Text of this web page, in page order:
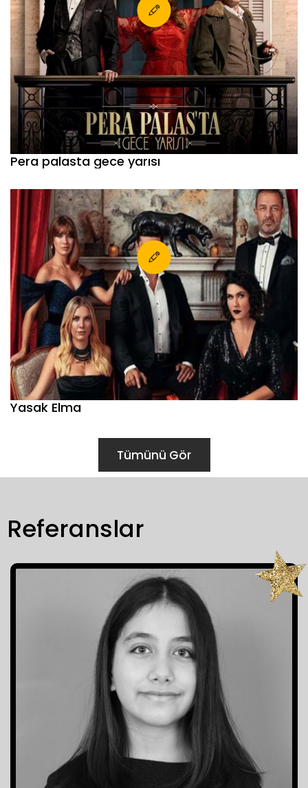
Pera palasta gece yarısı
Yasak Elma
Tümünü Gör
Referanslar